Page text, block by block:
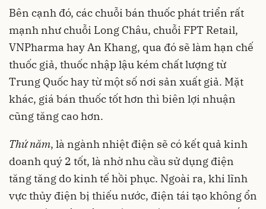
Bên cạnh đó, các chuỗi bán thuốc phát triển rất
mạnh như chuỗi Long Châu, chuỗi FPT Retail,
VNPharma hay An Khang, qua đó sẽ làm hạn chế
thuốc giả, thuốc nhập lậu kém chất lượng từ
Trung Quốc hay từ một số nơi sản xuất giả. Mặt
khác, giá bán thuốc tốt hơn thì biên lợi nhuận
cũng tăng cao hơn.
Thứ năm, là ngành nhiệt điện sẽ có kết quả kinh
doanh quý 2 tốt, là nhờ nhu cầu sử dụng điện
tăng tăng do kinh tế hồi phục. Ngoài ra, khi lĩnh
vực thủy điện bị thiếu nước, điện tái tạo không ổn